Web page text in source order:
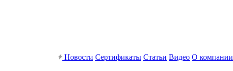
Новости Сертификаты Статьи Видео О компании